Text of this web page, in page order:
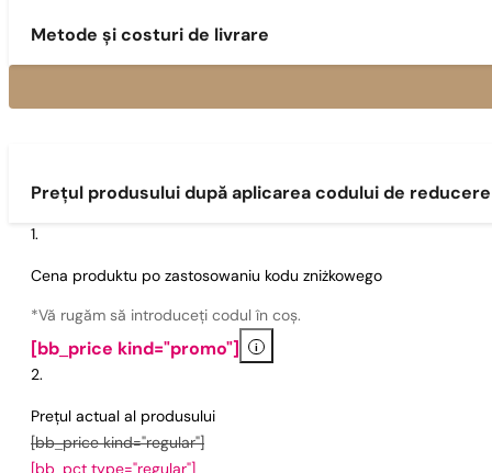
Metode și costuri de livrare
Prețul produsului după aplicarea codului de reducere
Cena produktu po zastosowaniu kodu zniżkowego
*Vă rugăm să introduceți codul în coș.
[bb_price kind="promo"] i
Prețul actual al produsului
[bb_price kind="regular"]